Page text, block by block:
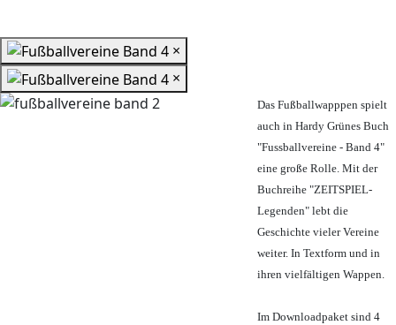
×
×
Das Fußballwapppen spielt
auch in Hardy Grünes Buch
"Fussballvereine - Band 4"
eine große Rolle. Mit der
Buchreihe "ZEITSPIEL-
Legenden" lebt die
Geschichte vieler Vereine
weiter. In Textform und in
ihren vielfältigen Wappen.
Im Downloadpaket sind 4